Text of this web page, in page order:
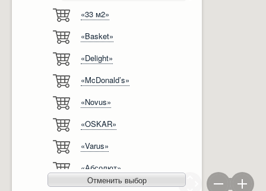
Ліцензії, сертифікати, дипломи
Автоматизація
Модернізація
«33 м2»
«Basket»
«Delight»
«McDonald’s»
«Novus»
«OSKAR»
«Varus»
«Абсолют»
Отменить выбор